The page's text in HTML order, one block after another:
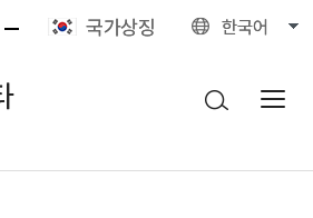
국가상징 한국어